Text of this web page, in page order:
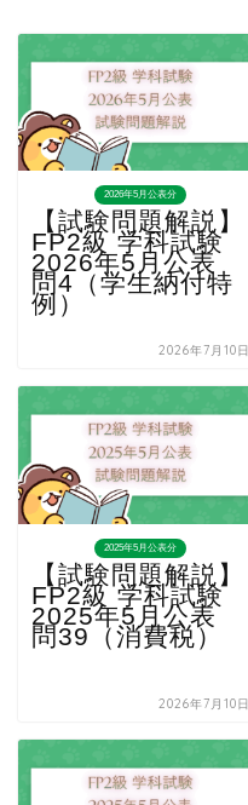
2026年5月公表分
【試験問題解説】
FP2級 学科試験
2026年5月公表
問4（学生納付特
例）
2026年7月10日
2025年5月公表分
【試験問題解説】
FP2級 学科試験
2025年5月公表
問39（消費税）
2026年7月10日